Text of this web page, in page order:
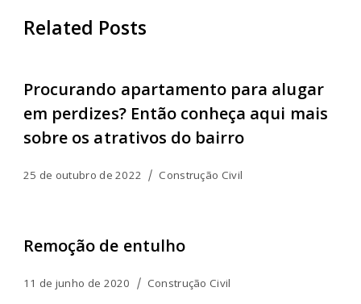
Related Posts
Procurando apartamento para alugar
em perdizes? Então conheça aqui mais
sobre os atrativos do bairro
25 de outubro de 2022 Construção Civil
Remoção de entulho
11 de junho de 2020 Construção Civil